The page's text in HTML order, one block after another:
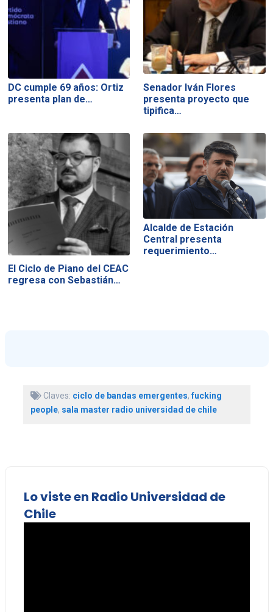
DC cumple 69 años: Ortiz
presenta plan de…
Senador Iván Flores
presenta proyecto que
tipifica…
El Ciclo de Piano del CEAC
regresa con Sebastián…
Alcalde de Estación
Central presenta
requerimiento…
Claves: ciclo de bandas emergentes,fucking
people, sala master radio universidad de chile
Lo viste en Radio Universidad de
Chile